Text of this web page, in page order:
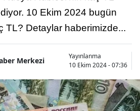
10 Ekim 2024 bugün
TL? Detaylar haberimizde...
Merkezi
Yayınlanma
10 Ekim 2024 - 07:36